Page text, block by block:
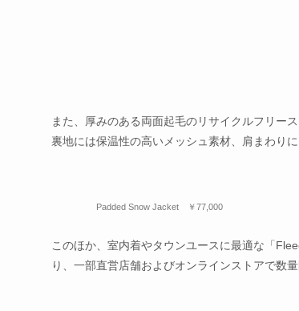
また、厚みのある両面起毛のリサイクルフリー
裏地には保温性の高いメッシュ素材、肩まわり
Padded Snow Jacket ￥77,000
このほか、室内着やタウンユースに最適な「
り、一部直営店舗およびオンラインストアで数